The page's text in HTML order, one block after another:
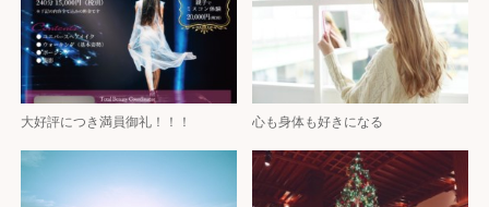
大好評につき満員御礼！！！ 心も身体も好きになる